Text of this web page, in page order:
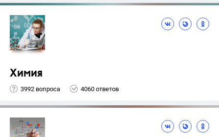
Химия
3992 вопроса 4060 ответов